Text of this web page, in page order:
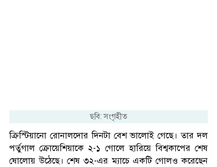
ছবি: সংগৃহীত
ক্রিস্টিয়ানো রোনালদোর দিনটা বেশ ভালোই গেছে। তার দল
পর্তুগাল ক্রোয়েশিয়াকে ২-১ গোলে হারিয়ে বিশ্বকাপের শেষ
ষোলোয় উঠেছে। শেষ ৩২-এর ম্যাচে একটি গোলও করেছেন